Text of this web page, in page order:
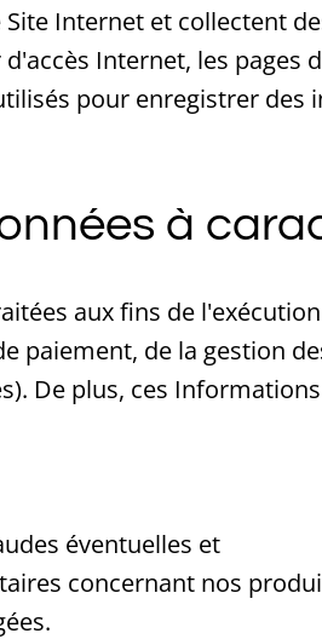
Internet et collectent
Internet, les pages
pour enregistrer
à
aux fins de
paiement, de la gestion
De plus, ces
éventuelles et
concernant nos